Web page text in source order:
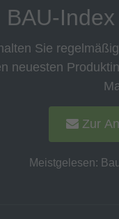
BAU-
Sie
neuesten
Zur
Meistgelesen: